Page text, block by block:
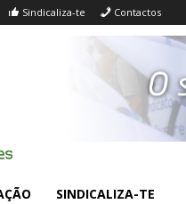
Sindicaliza-te Contactos
SINDICALIZA-TE